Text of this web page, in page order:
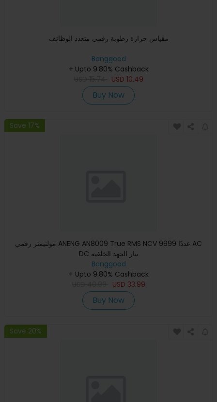
مقياس حرارة رطوبة رقمي متعدد الوظائف
Banggood
+ Upto 9.80% Cashback
USD 10.49
Buy Now
Save 17%
مولتيمتر رقمي ANENG AN8009 True RMS NCV 9999 عددًا AC
DC تيار الجهد الخلفية
Banggood
+ Upto 9.80% Cashback
USD 33.99
Buy Now
Save 20%